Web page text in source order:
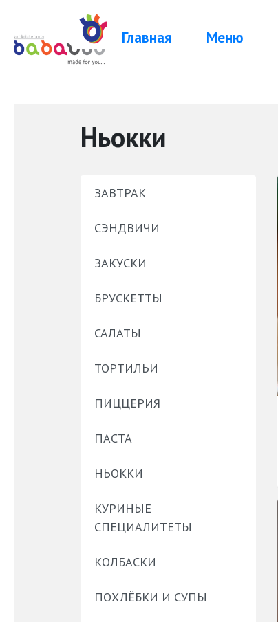
Главная Меню
Ньокки
ЗАВТРАК
СЭНДВИЧИ
ЗАКУСКИ
БРУСКЕТТЫ
САЛАТЫ
ТОРТИЛЬИ
ПИЦЦЕРИЯ
ПАСТА
НЬОККИ
КУРИНЫЕ
СПЕЦИАЛИТЕТЫ
КОЛБАСКИ
ПОХЛЁБКИ И СУПЫ